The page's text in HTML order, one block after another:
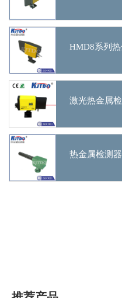
HMD8系列
激光热金属
热金属检测